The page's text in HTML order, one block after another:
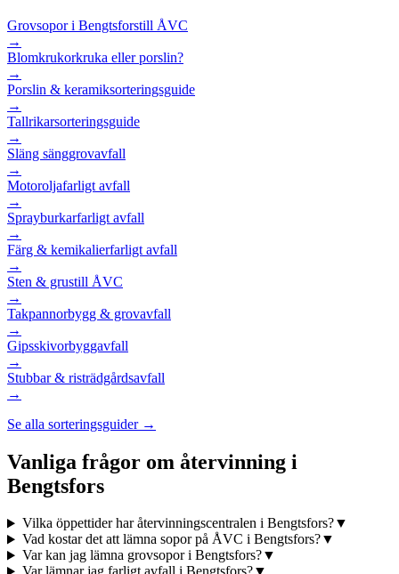
Grovsopor i Bengtsforstill ÅVC
→
Blomkrukorkruka eller porslin?
→
Porslin & keramiksorteringsguide
→
Tallrikarsorteringsguide
→
Släng sänggrovavfall
→
Motoroljafarligt avfall
→
Sprayburkarfarligt avfall
→
Färg & kemikalierfarligt avfall
→
Sten & grustill ÅVC
→
Takpannorbygg & grovavfall
→
Gipsskivorbyggavfall
→
Stubbar & risträdgårdsavfall
→
Se alla sorteringsguider →
Vanliga frågor om återvinning i
Bengtsfors
Vilka öppettider har återvinningscentralen i Bengtsfors?▼
Vad kostar det att lämna sopor på ÅVC i Bengtsfors?▼
Var kan jag lämna grovsopor i Bengtsfors?▼